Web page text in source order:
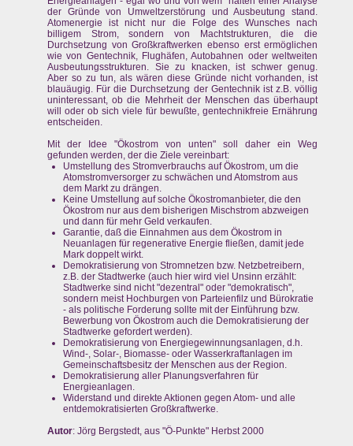
der Gründe von Umweltzerstörung und Ausbeutung stand.
Atomenergie ist nicht nur die Folge des Wunsches nach
billigem Strom, sondern von Machtstrukturen, die die
Durchsetzung von Großkraftwerken ebenso erst ermöglichen
wie von Gentechnik, Flughäfen, Autobahnen oder weltweiten
Ausbeutungsstrukturen. Sie zu knacken, ist schwer genug.
Aber so zu tun, als wären diese Gründe nicht vorhanden, ist
blauäugig. Für die Durchsetzung der Gentechnik ist z.B. völlig
uninteressant, ob die Mehrheit der Menschen das überhaupt
will oder ob sich viele für bewußte, gentechnikfreie Ernährung
entscheiden.
Mit der Idee "Ökostrom von unten" soll daher ein Weg
gefunden werden, der die Ziele vereinbart:
Umstellung des Stromverbrauchs auf Ökostrom, um die
Atomstromversorger zu schwächen und Atomstrom aus
dem Markt zu drängen.
Keine Umstellung auf solche Ökostromanbieter, die den
Ökostrom nur aus dem bisherigen Mischstrom abzweigen
und dann für mehr Geld verkaufen.
Garantie, daß die Einnahmen aus dem Ökostrom in
Neuanlagen für regenerative Energie fließen, damit jede
Mark doppelt wirkt.
Demokratisierung von Stromnetzen bzw. Netzbetreibern,
z.B. der Stadtwerke (auch hier wird viel Unsinn erzählt:
Stadtwerke sind nicht "dezentral" oder "demokratisch",
sondern meist Hochburgen von Parteienfilz und Bürokratie
- als politische Forderung sollte mit der Einführung bzw.
Bewerbung von Ökostrom auch die Demokratisierung der
Stadtwerke gefordert werden).
Demokratisierung von Energiegewinnungsanlagen, d.h.
Wind-, Solar-, Biomasse- oder Wasserkraftanlagen im
Gemeinschaftsbesitz der Menschen aus der Region.
Demokratisierung aller Planungsverfahren für
Energieanlagen.
Widerstand und direkte Aktionen gegen Atom- und alle
entdemokratisierten Großkraftwerke.
Autor: Jörg Bergstedt, aus "Ö-Punkte" Herbst 2000